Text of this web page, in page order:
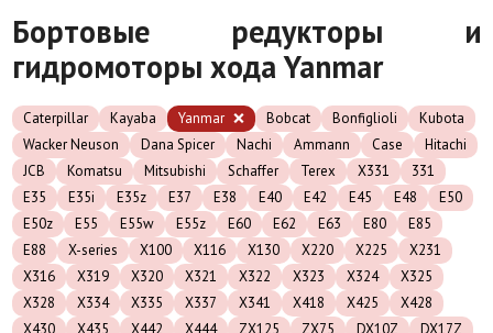
Бортовые редукторы и
гидромоторы хода Yanmar
Caterpillar Kayaba Yanmar Bobcat Bonfiglioli
Kubota
Wacker Neuson
Dana Spicer Nachi Ammann Case
Hitachi
JCB
Komatsu Mitsubishi Schaffer Terex X331
331
E35
E35i E35z E37 E38 E40 E42 E45 E48
E50
E50z
E55 E55w E55z E60 E62 E63 E80
E85
E88
X-series X100 X116 X130 X220 X225
X231
X316
X319 X320 X321 X322 X323 X324
X325
X328
X334 X335 X337 X341 X418 X425
X428
X430
X435 X442 X444 ZX125 ZX75 DX10Z
DX17Z